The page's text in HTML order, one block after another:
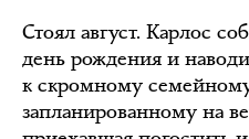
Стоял август. Карлос
день рождения и
к скромному
запланированному на